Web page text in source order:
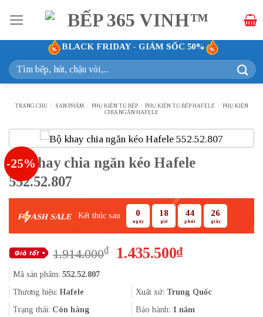
qua
nội
dung
BLACK FRIDAY - GIẢM SỐC 50%
Tìm
kiếm:
TRANG CHỦ / SẢN PHẨM / PHỤ KIỆN TỦ BẾP / PHỤ KIỆN TỦ BẾP HAFELE / PHỤ KIỆN
CHIA NGĂN HAFELE
-25%
Bộ khay chia ngăn kéo Hafele
552.52.807
F ASH SALE Kết thúc sau 0
ngày
18
giờ
44
phút
25
giây
1.914.000₫
Giá
1.914.000₫.
1.435.500₫Giá
là:
1.435.500₫.
Mã sản phẩm: 552.52.807
Thương hiệu: Hafele Xuất xứ: Trung Quốc
Trạng thái: Còn hàng Bảo hành: 1 năm